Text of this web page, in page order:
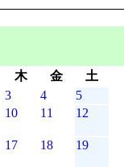
木 金
土
3 4 5
10 11 12
17 18 19